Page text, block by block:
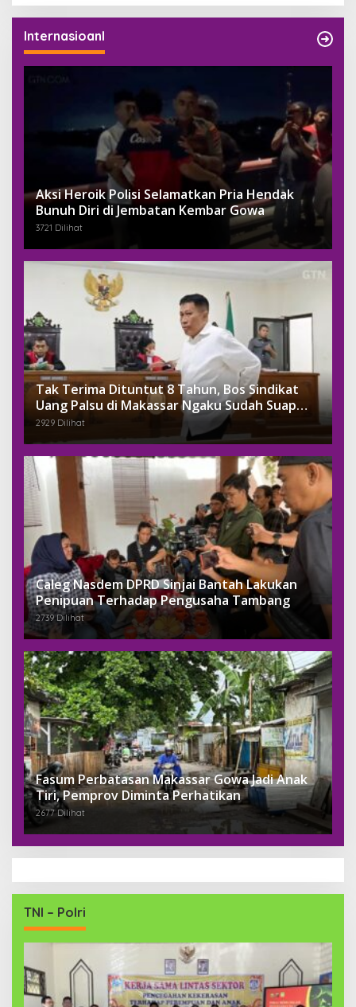
Internasioanl
Aksi Heroik Polisi Selamatkan Pria Hendak
Bunuh Diri di Jembatan Kembar Gowa
3721 Dilihat
Tak Terima Dituntut 8 Tahun, Bos Sindikat
Uang Palsu di Makassar Ngaku Sudah Suap
Jaksa Dengan Miliaran
2929 Dilihat
Caleg Nasdem DPRD Sinjai Bantah Lakukan
Penipuan Terhadap Pengusaha Tambang
2739 Dilihat
Fasum Perbatasan Makassar Gowa Jadi Anak
Tiri, Pemprov Diminta Perhatikan
2677 Dilihat
TNI – Polri